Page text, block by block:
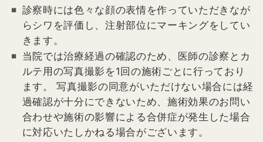
診察時には色々な顔の表情を作っていただきなが
らシワを評価し、注射部位にマーキングをしてい
きます。
当院では治療経過の確認のため、医師の診察とカ
ルテ用の写真撮影を1回の施術ごとに行っており
ます。 写真撮影の同意がいただけない場合には経
過確認が十分にできないため、施術効果のお問い
合わせや施術の影響による合併症が発生した場合
に対応いたしかねる場合がございます。